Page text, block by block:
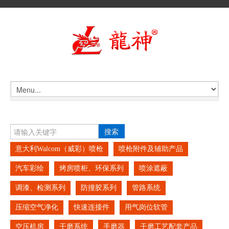
搜索
意大利Walcom（威彩）喷枪 喷枪附件及辅助产品
汽车彩绘 烤房喷柜、环保系列 喷涂遮蔽
调漆、检测系列 防撞胶系列 管路系统
压缩空气净化 快速连接件 用气岗位软管
空压机房 干磨系统 手磨器 干磨工艺配套产品